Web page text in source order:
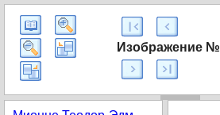
Изображение №